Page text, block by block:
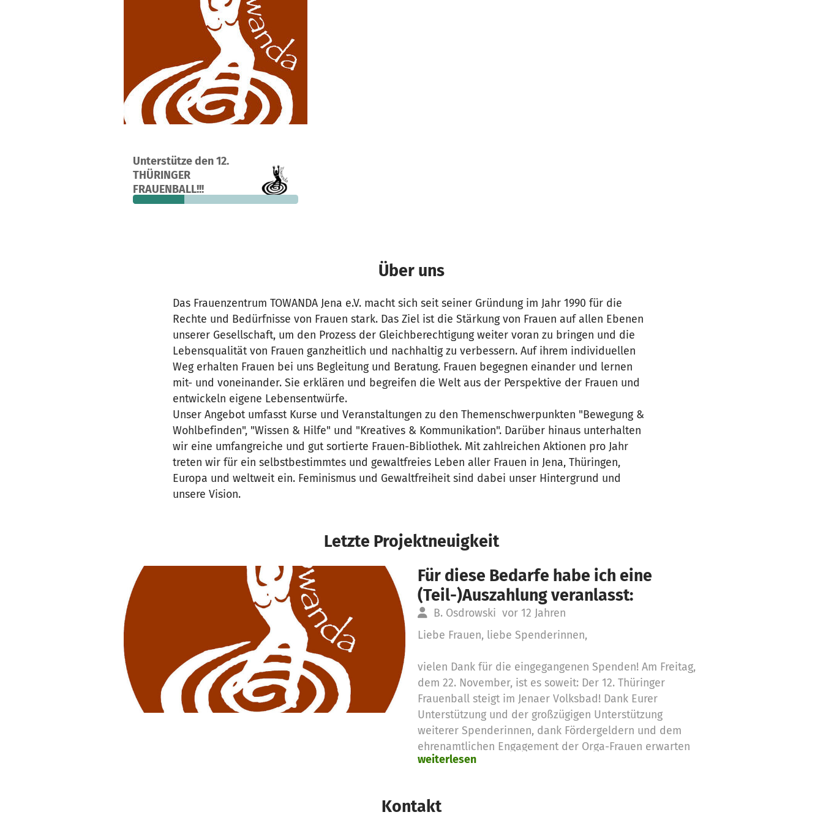
Unterstütze den 12.
THÜRINGER
FRAUENBALL!!!
Ein Projekt in Jena, Deutschland
2
Spenden finanziert
150 €
fehlen noch
Über uns
Das Frauenzentrum TOWANDA Jena e.V. macht sich seit seiner Gründung im Jahr 1990 für die
Rechte und Bedürfnisse von Frauen stark. Das Ziel ist die Stärkung von Frauen auf allen Ebenen
unserer Gesellschaft, um den Prozess der Gleichberechtigung weiter voran zu bringen und die
Lebensqualität von Frauen ganzheitlich und nachhaltig zu verbessern. Auf ihrem individuellen
Weg erhalten Frauen bei uns Begleitung und Beratung. Frauen begegnen einander und lernen
mit- und voneinander. Sie erklären und begreifen die Welt aus der Perspektive der Frauen und
entwickeln eigene Lebensentwürfe.
Unser Angebot umfasst Kurse und Veranstaltungen zu den Themenschwerpunkten "Bewegung &
Wohlbefinden", "Wissen & Hilfe" und "Kreatives & Kommunikation". Darüber hinaus unterhalten
wir eine umfangreiche und gut sortierte Frauen-Bibliothek. Mit zahlreichen Aktionen pro Jahr
treten wir für ein selbstbestimmtes und gewaltfreies Leben aller Frauen in Jena, Thüringen,
Europa und weltweit ein. Feminismus und Gewaltfreiheit sind dabei unser Hintergrund und
unsere Vision.
Letzte Projektneuigkeit
Für diese Bedarfe habe ich eine
(Teil-)Auszahlung veranlasst:
B. Osdrowski vor 12 Jahren
Liebe Frauen, liebe Spenderinnen,
vielen Dank für die eingegangenen Spenden! Am Freitag,
dem 22. November, ist es soweit: Der 12. Thüringer
Frauenball steigt im Jenaer Volksbad! Dank Eurer
Unterstützung und der großzügigen Unterstützung
weiterer Spenderinnen, dank Fördergeldern und dem
ehrenamtlichen Engagement der Orga-Frauen erwarten
wir einen tollen Abend mit vielen tanzbegeisterten
weiterlesen
Kontakt